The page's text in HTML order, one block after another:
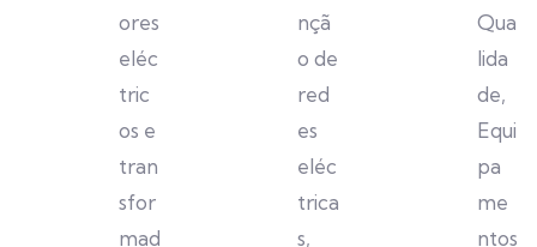
ores
eléc
tric
os e
tran
sfor
mad
nçã
o de
red
es
eléc
trica
s,
Qua
lida
de,
Equi
pa
me
ntos